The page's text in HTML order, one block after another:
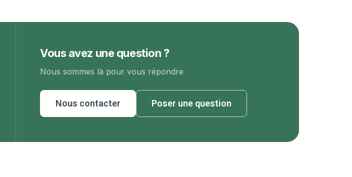
Vous avez une question ?
Nous sommes là pour vous répondre
Nous contacter Poser une question